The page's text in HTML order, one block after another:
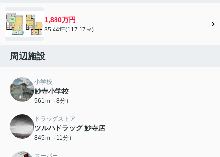
1,880万円
35.44坪(117.17㎡)
周辺施設
小学校
妙寺小学校
561ｍ（8分）
ドラッグストア
ツルハドラッグ 妙寺店
845ｍ（11分）
スーパー